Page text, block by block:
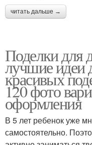
читать дальше →
Поделки для
лучшие идеи
красивых
120 фото
оформления
В 5 лет ребенок уже
самостоятельно.